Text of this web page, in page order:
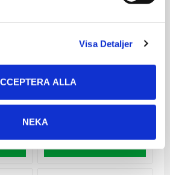
Visa Detaljer
ALLA
NEKA
Petosan
Tandborste
Dubbelsidig